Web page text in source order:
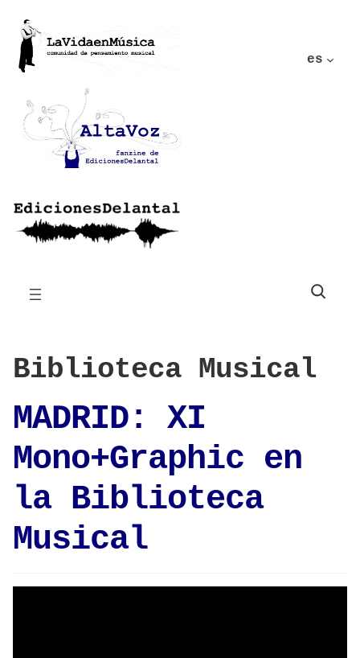
es
Buscar
Biblioteca Musical
MADRID: XI
Mono+Graphic en
la Biblioteca
Musical